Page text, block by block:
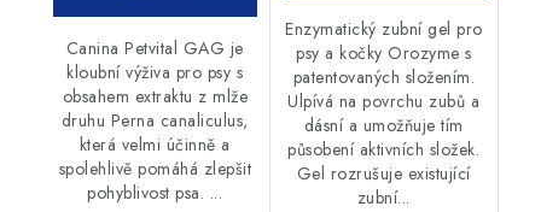
Canina Petvital GAG je
kloubní výživa pro psy s
obsahem extraktu z mlže
druhu Perna canaliculus,
která velmi účinně a
spolehlivě pomáhá zlepšit
pohyblivost psa. ...
Enzymatický zubní gel pro
psy a kočky Orozyme s
patentovaných složením.
Ulpívá na povrchu zubů a
dásní a umožňuje tím
působení aktivních složek.
Gel rozrušuje existující
zubní...